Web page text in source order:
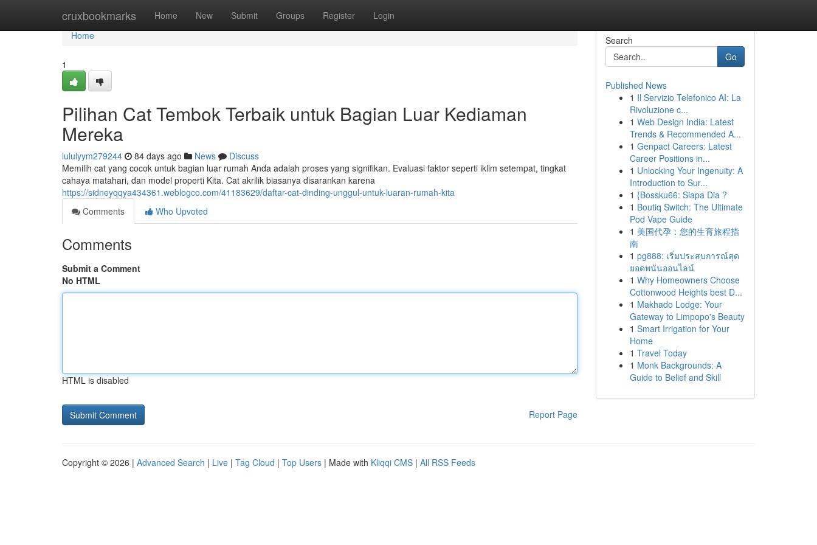
cruxbookmarks Home New Submit Groups Register Login
Home
Home
1
Pilihan Cat Tembok Terbaik untuk Bagian Luar Kediaman
Mereka
lululyym279244 84 days ago News
Discuss
Memilih cat yang cocok untuk bagian luar rumah Anda adalah proses yang signifikan. Evaluasi faktor seperti iklim setempat, tingkat
cahaya matahari, dan model properti Kita. Cat akrilik biasanya disarankan karena
https://sidneyqqya434361.weblogco.com/41183629/daftar-cat-dinding-unggul-untuk-luaran-rumah-kita
Comments
Who Upvoted
Comments
Submit a Comment
No HTML
HTML is disabled
Report Page
Search
Go
Published News
1 Il Servizio Telefonico AI: La
Rivoluzione c...
1 Web Design India: Latest
Trends & Recommended A...
1 Genpact Careers: Latest
Career Positions in...
1 Unlocking Your Ingenuity: A
Introduction to Sur...
1 {Bossku66: Siapa Dia ?
1 Boutiq Switch: The Ultimate
Pod Vape Guide
1 美国代孕：您的生育旅程指
南
1 pg888: เริ่มประสบการณ์สุด
ยอดพนันออนไลน์
1 Why Homeowners Choose
Cottonwood Heights best D...
1 Makhado Lodge: Your
Gateway to Limpopo's Beauty
1 Smart Irrigation for Your
Home
1 Travel Today
1 Monk Backgrounds: A
Guide to Belief and Skill
Copyright © 2026 | Advanced Search | Live | Tag Cloud | Top Users | Made with Kliqqi CMS | All RSS Feeds